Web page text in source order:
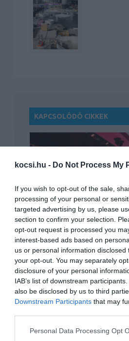
kocsi.hu - Do Not Process My
If you wish to opt-out of the sale,
processing of your personal or
targeted advertising by us, please
section to confirm your selection.
opt-out request is processed you
interest-based ads based on
us or personal information
your opt-out. You may separately
disclosure of your personal
IAB’s list of downstream
also be disclosed by us to third
Downstream Participants that may
Please note that this website/app
Personal Data Processing Opt
KAPCSOLÓDÓ CIKKEK
Jövőre is elmaradhat a
Alapvetően más elvek